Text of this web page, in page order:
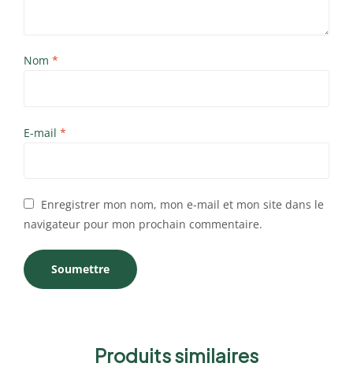
Nom *
E-mail *
Enregistrer mon nom, mon e-mail et mon site dans le
navigateur pour mon prochain commentaire.
Produits similaires